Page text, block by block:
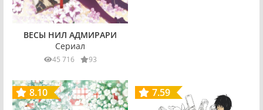
ВЕСЫ НИЛ АДМИРАРИ
Сериал
45 716 93
8.10 7.59